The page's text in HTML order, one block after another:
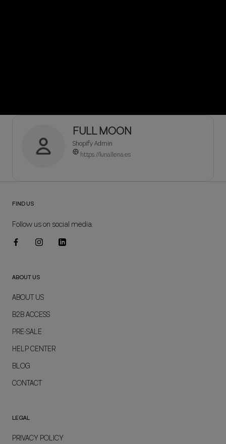
FULL MOON
Shopify Admin
https://lunallena.es
FIND US
Follow us on social media:
ABOUT US
ABOUT US
B2B ACCESS
PRE-SALE
HELP CENTER
BLOG
CONTACT
LEGAL
PRIVACY POLICY